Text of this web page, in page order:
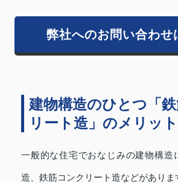
弊社へのお問い合わせ
建物構造のひとつ「
リート造」のメリッ
一般的な住宅でおなじみの建物構造
造、鉄筋コンクリート造などがありま